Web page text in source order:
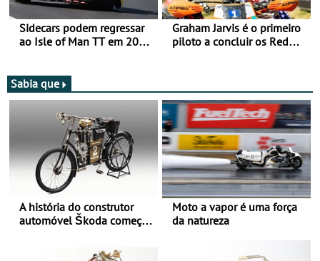
Sidecars podem regressar
ao Isle of Man TT em 2027
Graham Jarvis é o primeiro
piloto a concluir os Red
Sabia que
A história do construtor
automóvel Škoda começou
Moto a vapor é uma força
da natureza